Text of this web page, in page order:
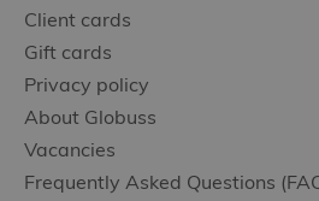
Client cards
Gift cards
Privacy policy
About Globuss
Vacancies
Frequently Asked Questions